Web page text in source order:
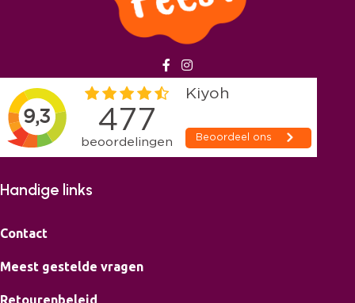
Handige links
Contact
Meest gestelde vragen
Retourenbeleid